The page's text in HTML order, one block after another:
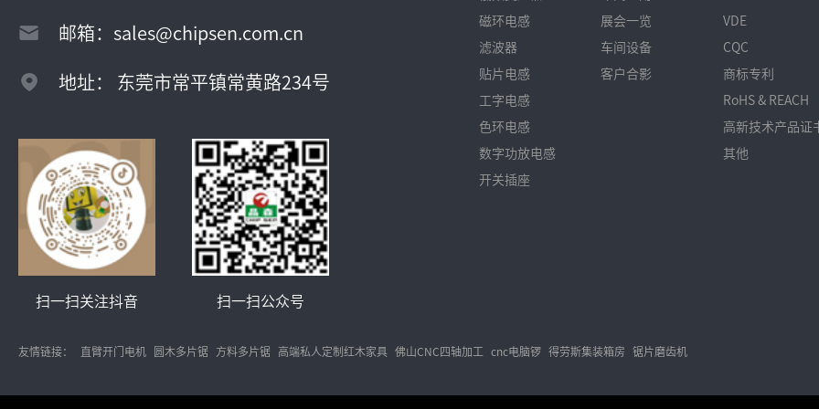
邮箱：sales@chipsen.com.cn
地址： 东莞市常平镇常黄路234号
扫一扫关注抖音 扫一扫公众号
磁环电感
滤波器
贴片电感
工字电感
色环电感
数字功放电感
开关插座
展会一览
车间设备
客户合影
VDE
CQC
商标专利
RoHS & REACH
高新技术产品证
其他
友情链接： 直臂开门电机 圆木多片锯 方料多片锯 高端私人定制红木家具 佛山CNC四轴加工 cnc电脑锣 得劳斯集装箱房 锯片磨齿机